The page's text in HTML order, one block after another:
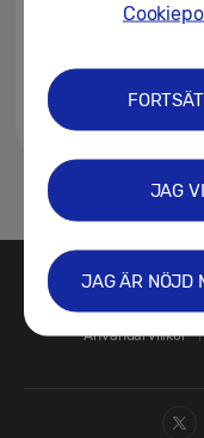
Användarvillkor
JAG
JAG ÄR NÖJD